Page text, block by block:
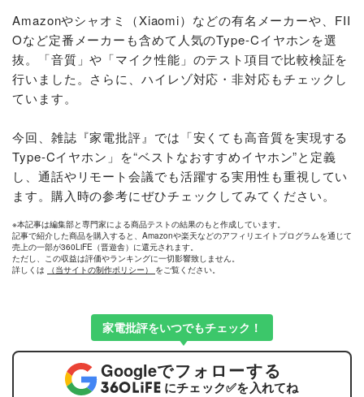
Amazonやシャオミ（Xiaomi）などの有名メーカーや、FII
Oなど定番メーカーも含めて人気のType-Cイヤホンを選
抜。「音質」や「マイク性能」のテスト項目で比較検証を
行いました。さらに、ハイレゾ対応・非対応もチェックし
ています。
今回、雑誌『家電批評』では「安くても高音質を実現する
Type-Cイヤホン」を“ベストなおすすめイヤホン”と定義
し、通話やリモート会議でも活躍する実用性も重視してい
ます。購入時の参考にぜひチェックしてみてください。
※本記事は編集部と専門家による商品テストの結果のもと作成しています。
記事で紹介した商品を購入すると、Amazonや楽天などのアフィリエイトプログラムを通じて
売上の一部が360LiFE（晋遊舎）に還元されます。
ただし、この収益は評価やランキングに一切影響致しません。
詳しくは
（当サイトの制作ポリシー） をご覧ください。
家電批評をいつでもチェック！
Googleでフォローする
にチェック✅を入れてね